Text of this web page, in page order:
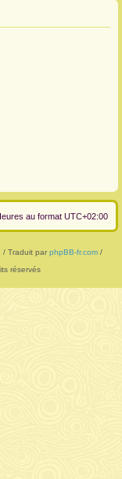
au format UTC+02:00
/ Traduit par phpBB-fr.com/
réservés